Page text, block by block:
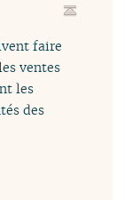
faire
ventes
les
des